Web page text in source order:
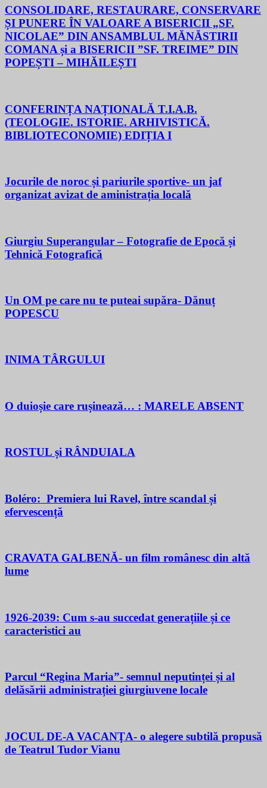
CONSOLIDARE, RESTAURARE, CONSERVARE
ȘI PUNERE ÎN VALOARE A BISERICII „SF.
NICOLAE” DIN ANSAMBLUL MĂNĂSTIRII
COMANA și a BISERICII ”SF. TREIME” DIN
POPEȘTI – MIHĂILEȘTI
CONFERINȚA NAȚIONALĂ T.I.A.B.
(TEOLOGIE. ISTORIE. ARHIVISTICĂ.
BIBLIOTECONOMIE) EDIȚIA I
Jocurile de noroc și pariurile sportive- un jaf
organizat avizat de aministrația locală
Giurgiu Superangular – Fotografie de Epocă și
Tehnică Fotografică
Un OM pe care nu te puteai supăra- Dănuț
POPESCU
INIMA TÂRGULUI
O duioșie care rușinează… : MARELE ABSENT
ROSTUL și RÂNDUIALA
Boléro: Premiera lui Ravel, între scandal și
efervescență
CRAVATA GALBENĂ- un film românesc din altă
lume
1926-2039: Cum s-au succedat generațiile și ce
caracteristici au
Parcul “Regina Maria”- semnul neputinței și al
delăsării administrației giurgiuvene locale
JOCUL DE-A VACANŢA- o alegere subtilă propusă
de Teatrul Tudor Vianu